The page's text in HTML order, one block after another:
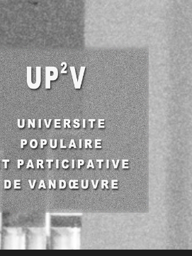
UP2V